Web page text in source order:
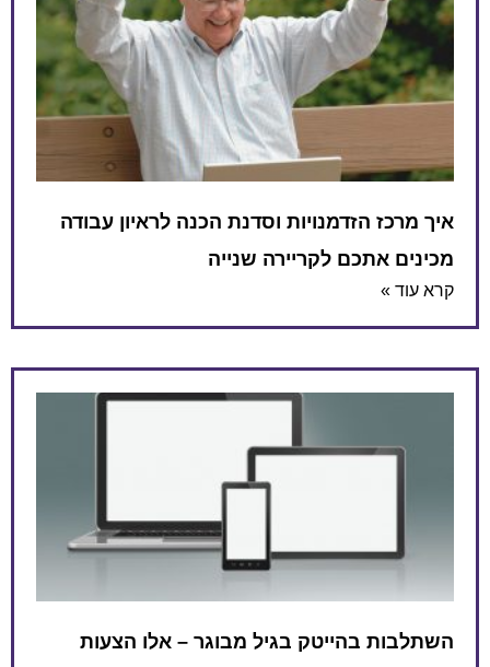
איך מרכז הזדמנויות וסדנת הכנה לראיון עבודה
מכינים אתכם לקריירה שנייה
קרא עוד »
השתלבות בהייטק בגיל מבוגר – אלו הצעות